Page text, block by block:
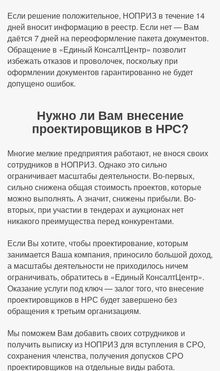
Если решение положительное, НОПРИЗ в течение 14
дней вносит информацию в реестр. Если нет — Вам
даётся 7 дней на переоформление пакета документов.
Обращение в «Единый КонсалтЦентр» позволит
избежать отказов и проволочек, поскольку при
оформлении документов гарантированно не будет
допущено ошибок.
Нужно ли Вам внесение
проектировщиков в НРС?
Многие мелкие предприятия работают, не внося своих
сотрудников в НОПРИЗ. Однако это сильно
ограничивает масштабы деятельности. Во-первых,
сильно снижена общая стоимость проектов, которые
можно выполнять. А значит, снижены прибыли. Во-
вторых, при участии в тендерах и аукционах нет
никакого преимущества перед конкурентами.
Если Вы хотите, чтобы проектирование, которым
занимается Ваша компания, приносило большой доход,
а масштабы деятельности не приходилось ничем
ограничивать, обратитесь в «Единый КонсалтЦентр».
Оказание услуги под ключ — залог того, что внесение
проектировщиков в НРС будет завершено без
обращения к третьим организациям.
Мы поможем Вам добавить своих сотрудников и
получить выписку из НОПРИЗ для вступления в СРО,
сохранения членства, получения допусков СРО
проектировщиков на отдельные виды работа.